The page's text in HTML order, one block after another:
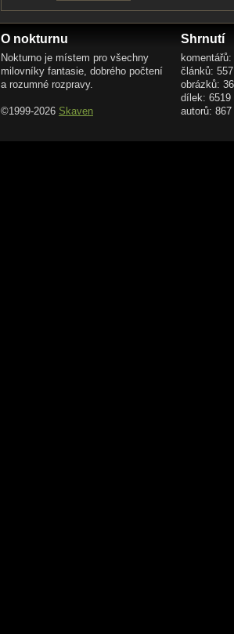
O nokturnu
Nokturno je místem pro všechny
milovníky fantasie, dobrého počtení
a rozumné rozpravy.
©1999-2026 Skaven
Shrnutí
článků: 557
obrázků:
dílek: 6519
autorů: 867